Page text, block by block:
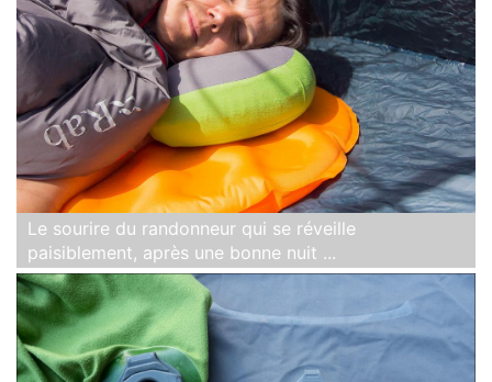
Le sourire du randonneur qui se réveille
paisiblement, après une bonne nuit ...